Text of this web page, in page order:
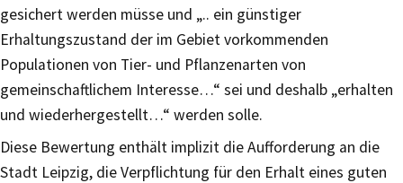
gesichert werden müsse und „.. ein günstiger
Erhaltungszustand der im Gebiet vorkommenden
Populationen von Tier- und Pflanzenarten von
gemeinschaftlichem Interesse…“ sei und deshalb „erhalten
und wiederhergestellt…“ werden solle.
Diese Bewertung enthält implizit die Aufforderung an die
Stadt Leipzig, die Verpflichtung für den Erhalt eines guten